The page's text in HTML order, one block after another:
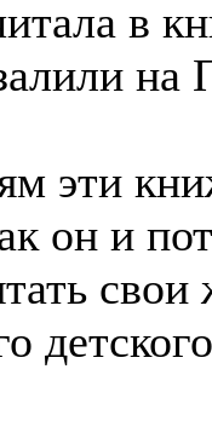
в
на
эти
он и
свои